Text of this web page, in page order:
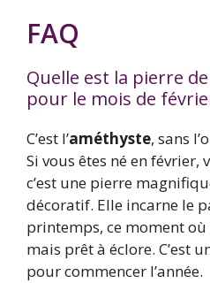
FAQ
Quelle est la pierre
pour le mois de
C’est l’améthyste, sans
Si vous êtes né en février,
c’est une pierre
décoratif. Elle incarne le
printemps, ce moment
mais prêt à éclore. C’est
pour commencer l’année.